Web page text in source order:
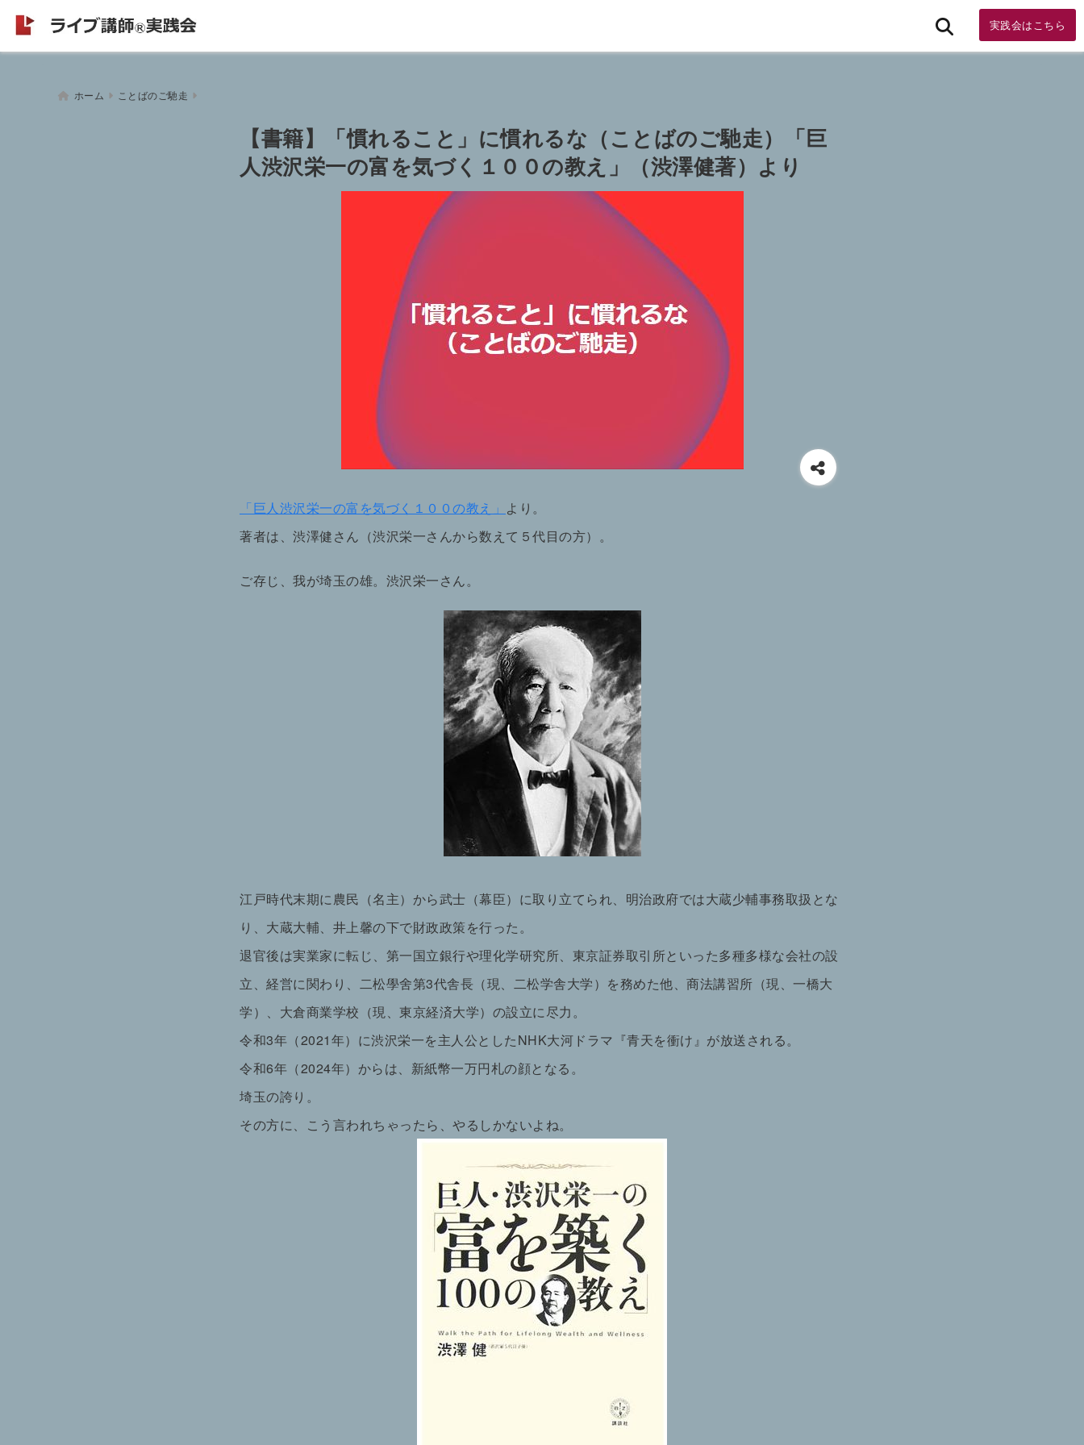
実践会はこちら
ホーム ことばのご馳走
【書籍】「慣れること」に慣れるな（ことばのご馳走）「巨
人渋沢栄一の富を気づく１００の教え」（渋澤健著）より
「巨人渋沢栄一の富を気づく１００の教え」 より。
著者は、渋澤健さん（渋沢栄一さんから数えて５代目の方）。
ご存じ、我が埼玉の雄。渋沢栄一さん。
江戸時代末期に農民（名主）から武士（幕臣）に取り立てられ、明治政府では大蔵少輔事務取扱とな
り、大蔵大輔、井上馨の下で財政政策を行った。
退官後は実業家に転じ、第一国立銀行や理化学研究所、東京証券取引所といった多種多様な会社の設
立、経営に関わり、二松學舍第3代舎長（現、二松学舎大学）を務めた他、商法講習所（現、一橋大
学）、大倉商業学校（現、東京経済大学）の設立に尽力。
令和3年（2021年）に渋沢栄一を主人公としたNHK大河ドラマ『青天を衝け』が放送される。
令和6年（2024年）からは、新紙幣一万円札の顔となる。
埼玉の誇り。
その方に、こう言われちゃったら、やるしかないよね。